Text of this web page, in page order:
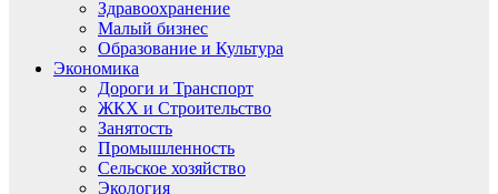
Здравоохранение
Малый бизнес
Образование и Культура
Экономика
Дороги и Транспорт
ЖКХ и Строительство
Занятость
Промышленность
Сельское хозяйство
Экология